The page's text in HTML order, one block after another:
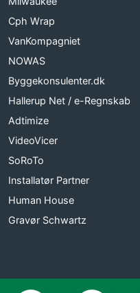
Cph Wrap
VanKompagniet
NOWAS
Byggekonsulenter.dk
Hallerup Net / e-Regnskab
Adtimize
VideoVicer
SoRoTo
Installatør Partner
Human House
Gravør Schwartz